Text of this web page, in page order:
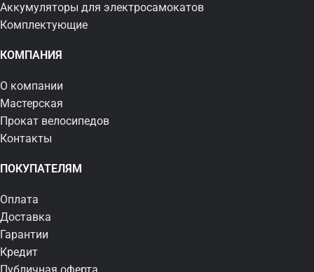
Аккумуляторы для электросамокатов
Комплектующие
КОМПАНИЯ
О компании
Мастерская
Прокат велосипедов
Контакты
ПОКУПАТЕЛЯМ
Оплата
Доставка
Гарантии
Кредит